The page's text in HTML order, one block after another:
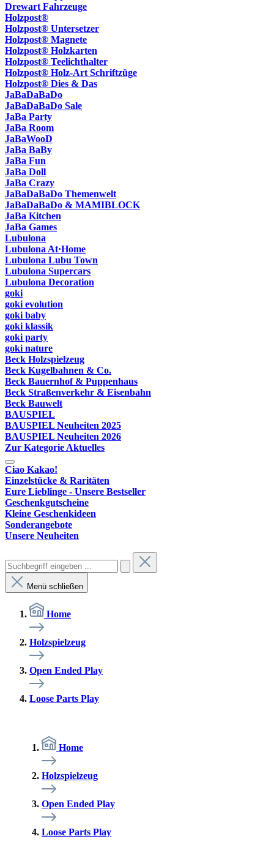
Drewart Fahrzeuge
Holzpost®
Holzpost® Untersetzer
Holzpost® Magnete
Holzpost® Holzkarten
Holzpost® Teelichthalter
Holzpost® Holz-Art Schriftzüge
Holzpost® Dies & Das
JaBaDaBaDo
JaBaDaBaDo Sale
JaBa Party
JaBa Room
JaBaWooD
JaBa BaBy
JaBa Fun
JaBa Doll
JaBa Crazy
JaBaDaBaDo Themenwelt
JaBaDaBaDo & MAMIBLOCK
JaBa Kitchen
JaBa Games
Lubulona
Lubulona At·Home
Lubulona Lubu Town
Lubulona Supercars
Lubulona Decoration
goki
goki evolution
goki baby
goki klassik
goki party
goki nature
Beck Holzspielzeug
Beck Kugelbahnen & Co.
Beck Bauernhof & Puppenhaus
Beck Straßenverkehr & Eisenbahn
Beck Bauwelt
BAUSPIEL
BAUSPIEL Neuheiten 2025
BAUSPIEL Neuheiten 2026
Zur Kategorie Aktuelles
Ciao Kakao!
Einzelstücke & Raritäten
Eure Lieblinge - Unsere Bestseller
Geschenkgutscheine
Kleine Geschenkideen
Sonderangebote
Unsere Neuheiten
Menü schließen
Home
Holzspielzeug
Open Ended Play
Loose Parts Play
Home
Holzspielzeug
Open Ended Play
Loose Parts Play